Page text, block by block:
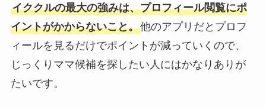
イククルの最大の強みは、プロフィール閲覧にポ
イントがかからないこと。他のアプリだとプロフ
ィールを見るだけでポイントが減っていくので、
じっくりママ候補を探したい人にはかなりありが
たいです。